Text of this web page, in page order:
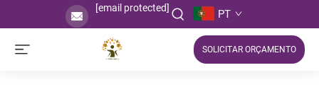
[email protected] PT
SOLICITAR ORÇAMENTO